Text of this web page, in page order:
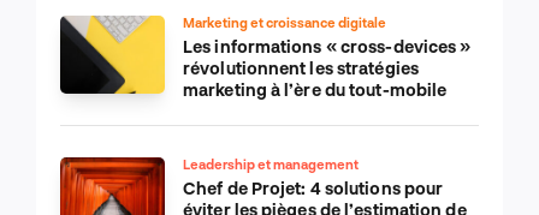
Marketing et croissance digitale
Les informations « cross-devices »
révolutionnent les stratégies
marketing à l’ère du tout-mobile
Leadership et management
Chef de Projet: 4 solutions pour
éviter les pièges de l’estimation de